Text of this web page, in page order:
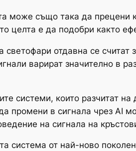
може също така да прецени
целта е да подобри както
светофари отдавна се
варират значително в
системи, които разчитат
промени в сигнала чрез AI
на сигнала на
система от най-ново